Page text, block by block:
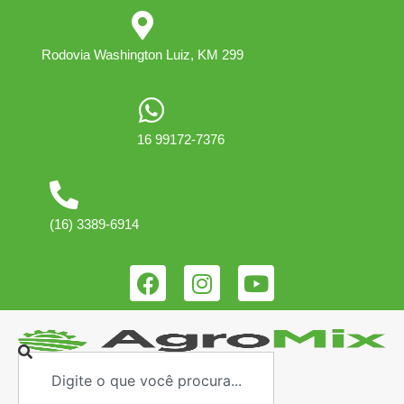
Rodovia Washington Luiz, KM 299
16 99172-7376
(16) 3389-6914